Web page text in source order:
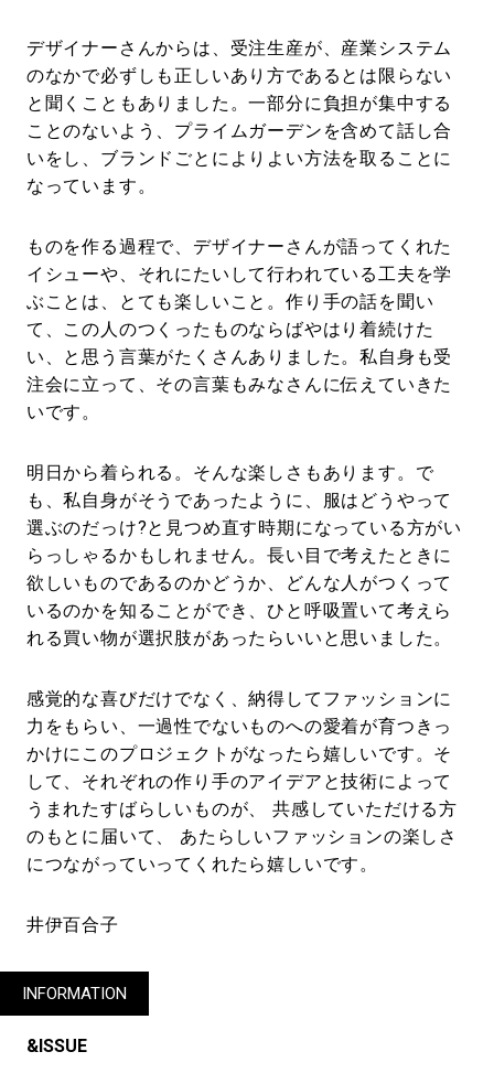
デザイナーさんからは、受注生産が、産業システム
のなかで必ずしも正しいあり方であるとは限らない
と聞くこともありました。一部分に負担が集中する
ことのないよう、プライムガーデンを含めて話し合
いをし、ブランドごとによりよい方法を取ることに
なっています。
ものを作る過程で、デザイナーさんが語ってくれた
イシューや、それにたいして行われている工夫を学
ぶことは、とても楽しいこと。作り手の話を聞い
て、この人のつくったものならばやはり着続けた
い、と思う言葉がたくさんありました。私自身も受
注会に立って、その言葉もみなさんに伝えていきた
いです。
明日から着られる。そんな楽しさもあります。で
も、私自身がそうであったように、服はどうやって
選ぶのだっけ?と見つめ直す時期になっている方がい
らっしゃるかもしれません。⻑い目で考えたときに
欲しいものであるのかどうか、どんな人がつくって
いるのかを知ることができ、ひと呼吸置いて考えら
れる買い物が選択肢があったらいいと思いました。
感覚的な喜びだけでなく、納得してファッションに
力をもらい、一過性でないものへの愛着が育つきっ
かけにこのプロジェクトがなったら嬉しいです。そ
して、それぞれの作り手のアイデアと技術によって
うまれたすばらしいものが、 共感していただける方
のもとに届いて、 あたらしいファッションの楽しさ
につながっていってくれたら嬉しいです。
井伊百合子
INFORMATION
&ISSUE